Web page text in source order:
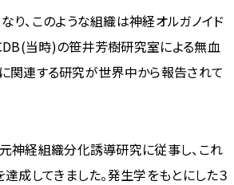
、このような組織は神経オルガノイド
当時)の笹井芳樹研究室による無血
関連する研究が世界中から報告されて
神経組織分化誘導研究に従事し、これ
成してきました。発生学をもとにした３